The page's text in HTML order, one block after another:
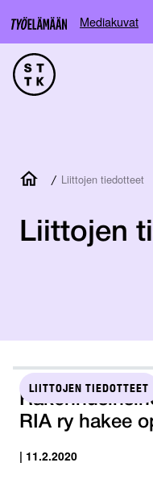
Mediakuvat
/ Liittojen tiedotteet
Liittojen
LIITTOJEN TIEDOTTEET
RIA ry hakee
| 11.2.2020